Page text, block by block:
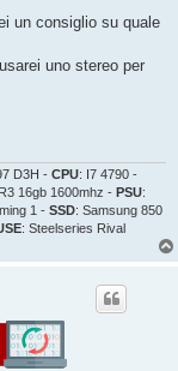
un consiglio su quale
uno stereo per
D3H - CPU: I7 4790 -
16gb 1600mhz - PSU:
1 - SSD: Samsung 850
: Steelseries Rival